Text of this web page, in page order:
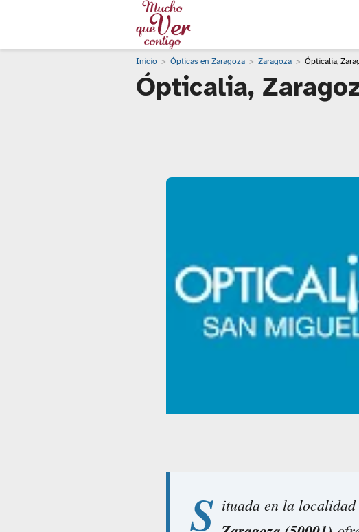
Inicio Ópticas en Zaragoza Zaragoza Ópticalia,
Ópticalia,
S ituada en la